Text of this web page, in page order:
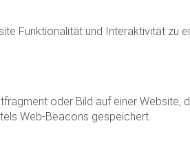
Funktionalität und Interaktivität zu
oder Bild auf einer Website,
Web-Beacons gespeichert.